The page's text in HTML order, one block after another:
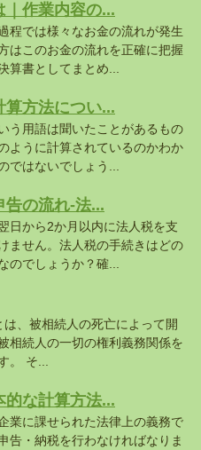
｜作業内容の...
程では様々なお金の流れが発生
はこのお金の流れを正確に把握
算書としてまとめ...
算方法につい...
う用語は聞いたことがあるもの
ように計算されているのかわか
ではないでしょう...
告の流れ-法...
日から2か月以内に法人税を支
ません。法人税の手続きはどの
のでしょうか？確...
、被相続人の死亡によって開
相続人の一切の権利義務関係を
。 そ...
的な計算方法...
業に課せられた法律上の義務で
告・納税を行わなければなりま